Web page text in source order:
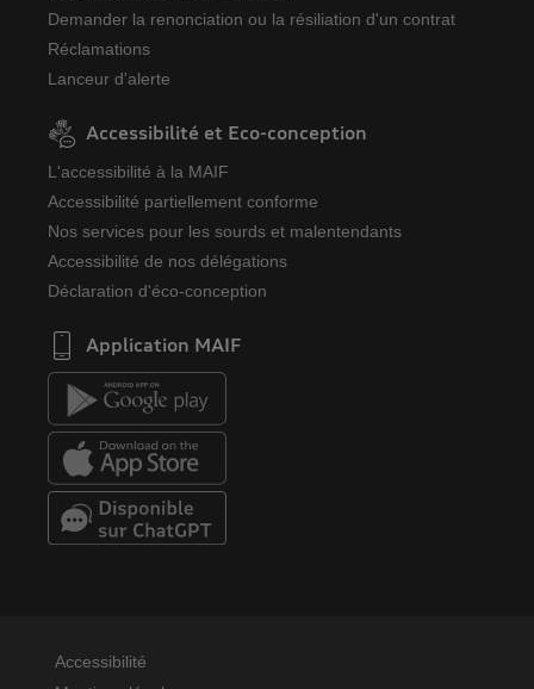
Demander la renonciation ou la résiliation d'un contrat
Réclamations
Lanceur d'alerte
Accessibilité et Eco-conception
L'accessibilité à la MAIF
Accessibilité partiellement conforme
Nos services pour les sourds et malentendants
Accessibilité de nos délégations
Déclaration d'éco-conception
Application MAIF
Accessibilité